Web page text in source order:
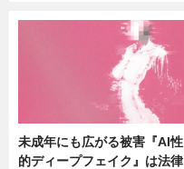
未成年にも広がる被害『AI性
的ディープフェイク』は法律